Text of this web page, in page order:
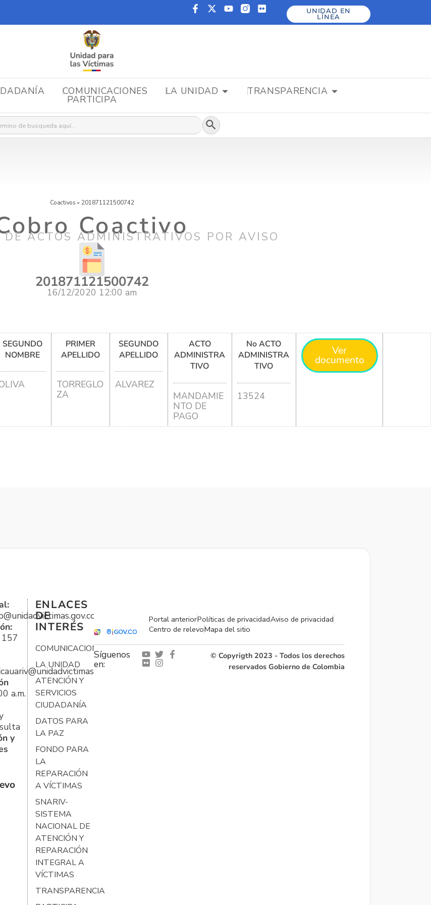
UNIDAD EN
LÍNEA
COMUNICACIONES LA UNIDAD TRANSPARENCIA
PARTICIPA
Botón de búsqueda
Coactivos » 201871121500742
Coactivo
ACTOS ADMINISTRATIVOS POR AVISO
201871121500742
16/12/2020 12:00 am
SEGUNDO
NOMBRE
PRIMER
APELLIDO
TORREGLO
ZA
SEGUNDO
APELLIDO
ALVAREZ
ACTO
ADMINISTRA
TIVO
MANDAMIE
NTO DE
PAGO
No ACTO
ADMINISTRA
TIVO
13524
Ver
documento
157
a.m.
y
ENLACES
DE
INTERÉS
COMUNICACIONES
LA UNIDAD
ATENCIÓN Y
SERVICIOS
CIUDADANÍA
DATOS PARA
LA PAZ
FONDO PARA
LA
REPARACIÓN
A VÍCTIMAS
SNARIV-
SISTEMA
NACIONAL DE
ATENCIÓN Y
REPARACIÓN
INTEGRAL A
VÍCTIMAS
TRANSPARENCIA
Portal anteriorPolíticas de privacidadAviso de privacidad
Centro de relevoMapa del sitio
Síguenos
en:
© Copyrigth 2023 - Todos los derechos
reservados Gobierno de Colombia